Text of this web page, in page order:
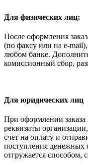
Для физических лиц:
После оформления
(по факсу или на e-
любом банке.
комиссионный сбор,
Для юридических лиц
При оформлении заказа
реквизиты
счет на оплату и
поступления денежных
отгружается способом,